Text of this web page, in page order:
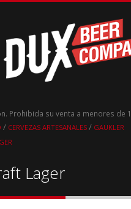
Prohibida su venta a menores de
/ CERVEZAS ARTESANALES / GAUKLER
Lager